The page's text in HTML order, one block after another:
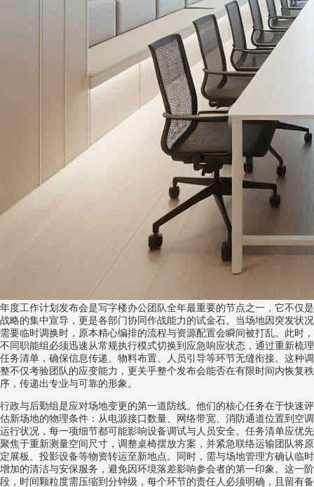
年度工作计划发布会是写字楼办公团队全年最重要的节点之一，它不仅是
战略的集中宣导，更是各部门协同作战能力的试金石。当场地因突发状况
需要临时调换时，原本精心编排的流程与资源配置会瞬间被打乱。此时，
不同职能组必须迅速从常规执行模式切换到应急响应状态，通过重新梳理
任务清单，确保信息传递、物料布置、人员引导等环节无缝衔接。这种调
整不仅考验团队的应变能力，更关乎整个发布会能否在有限时间内恢复秩
序，传递出专业与可靠的形象。
行政与后勤组是应对场地变更的第一道防线。他们的核心任务在于快速评
估新场地的物理条件：从电源接口数量、网络带宽、消防通道位置到空调
运行状况，每一项细节都可能影响设备调试与人员安全。任务清单应优先
聚焦于重新测量空间尺寸，调整桌椅摆放方案，并紧急联络运输团队将原
定展板、投影设备等物资转运至新地点。同时，需与场地管理方确认临时
增加的清洁与安保服务，避免因环境落差影响参会者的第一印象。这一阶
段，时间颗粒度需压缩到分钟级，每个环节的责任人必须明确，且留有备